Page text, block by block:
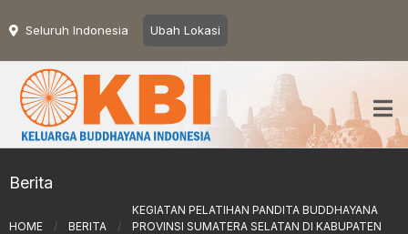
Seluruh Indonesia Ubah Lokasi
Berita
HOME / BERITA /
KEGIATAN PELATIHAN PANDITA BUDDHAYANA
PROVINSI SUMATERA SELATAN DI KABUPATEN